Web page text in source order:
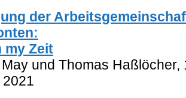
der
my Zeit
und Thomas Haßlöcher,